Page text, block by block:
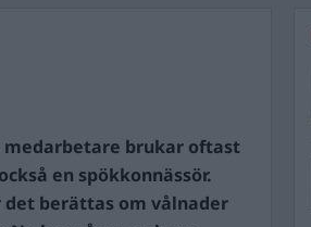
medarbetare brukar oftast
en spökkonnässör.
berättas om vålnader